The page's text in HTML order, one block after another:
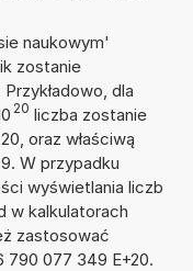
naukowym'
zostanie
dla
20 liczba zostanie
oraz właściwą
W przypadku
wyświetlania liczb
w kalkulatorach
zastosować
790 077 349 E+20.